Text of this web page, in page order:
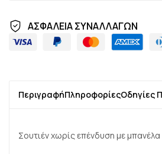
ΑΣΦΑΛΕΙΑ ΣΥΝΑΛΛΑΓΩΝ
ΠεριγραφήΠληροφορίεςΟδηγίες
Σουτιέν χωρίς επένδυση με μπανέλα